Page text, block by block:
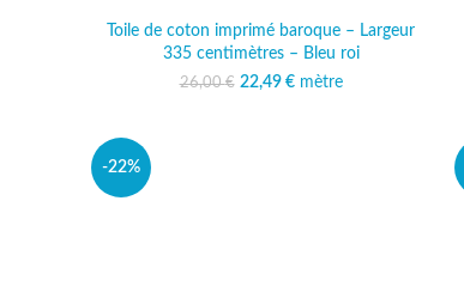
Toile de coton imprimé baroque – Largeur
335 centimètres – Bleu roi
26,00€
Le prix initial était :
22,49 € Le prix actuel est :
mètre
-22%